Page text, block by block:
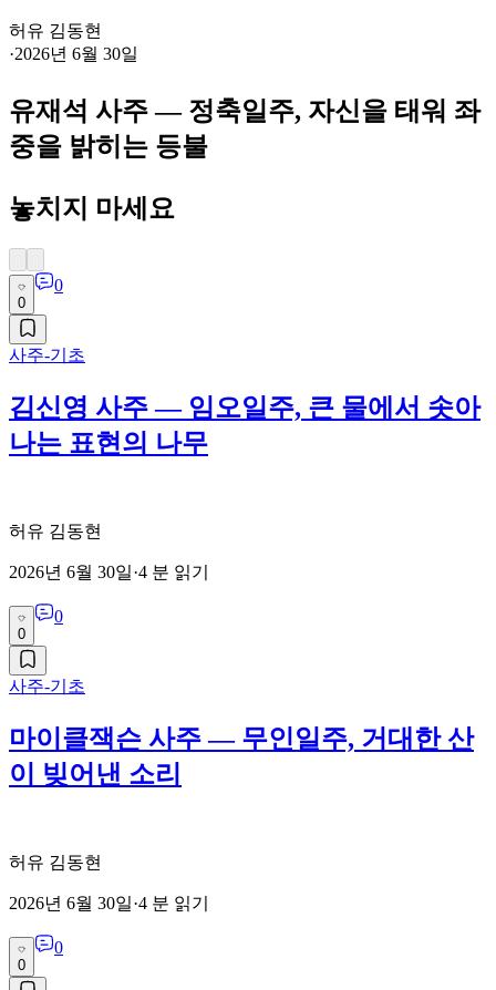
허유 김동현
·2026년 6월 30일
유재석 사주 — 정축일주, 자신을 태워 좌
중을 밝히는 등불
놓치지 마세요
0
0
사주-기초
김신영 사주 — 임오일주, 큰 물에서 솟아
나는 표현의 나무
허유 김동현
2026년 6월 30일·4 분 읽기
0
0
사주-기초
마이클잭슨 사주 — 무인일주, 거대한 산
이 빚어낸 소리
허유 김동현
2026년 6월 30일·4 분 읽기
0
0